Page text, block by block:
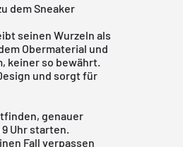
dem Sneaker
seinen Wurzeln als
Obermaterial und
keiner so bewährt.
und sorgt für
genauer
Uhr starten.
Fall verpassen